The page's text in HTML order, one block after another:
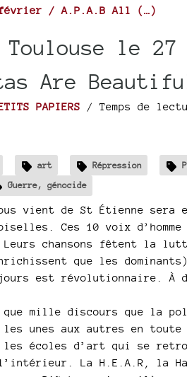
février / A.P.A.B All (…)
Toulouse le
Are
PAPIERS / Temps de
art Répression
Guerre, génocide
vient de St Étienne sera
Ces 10 voix d’homme
chansons fêtent la
que les
est révolutionnaire. À
que mille discours que la
unes aux autres en
écoles d’art qui se
La H.E.A.R, la